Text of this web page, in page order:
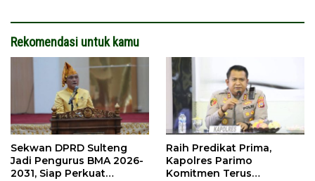
Rekomendasi untuk kamu
Sekwan DPRD Sulteng
Jadi Pengurus BMA 2026-
2031, Siap Perkuat
Raih Predikat Prima,
Kapolres Parimo
Komitmen Terus